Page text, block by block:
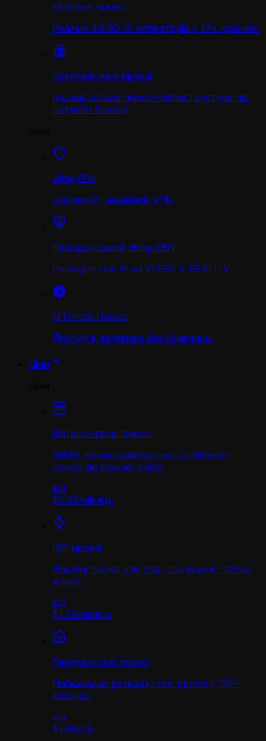
Мобільні проксі
Реальні 4G/5G IP операторів у 17+ країнах.
Корпоративні проксі
Індивідуальна проксі-інфраструктура під
потреби бізнесу.
WingVPN
Швидкий і надійний VPN
Резидентський Wing VPN
Резидентські IP на VLESS + REALITY
MTProto Проксі
Доступ в телеграм без обмежень
Ціни
Датацентрові проксі
500K+ високошвидкісних стабільних
проксі по всьому світу.
від
$0.90/місяць
ISP проксі
Надійні проксі для ігор, соцмереж і збору
даних.
від
$1.70/місяць
Резидентські проксі
Найшвидші резидентські проксі у 190+
країнах.
від
$1.00/ГБ